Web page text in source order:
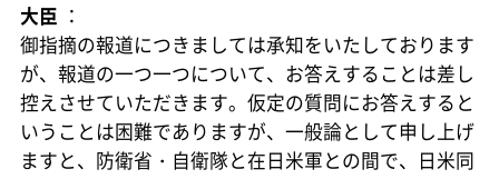
大臣 ：
御指摘の報道につきましては承知をいたしております
が、報道の一つ一つについて、お答えすることは差し
控えさせていただきます。仮定の質問にお答えすると
いうことは困難でありますが、一般論として申し上げ
ますと、防衛省・自衛隊と在日米軍との間で、日米同